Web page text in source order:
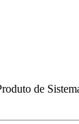
de